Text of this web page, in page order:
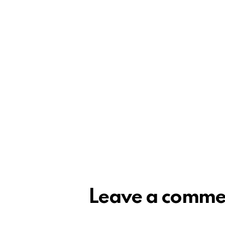
Leave a